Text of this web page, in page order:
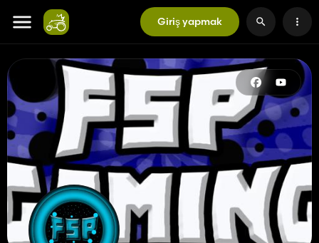
Giriş yapmak